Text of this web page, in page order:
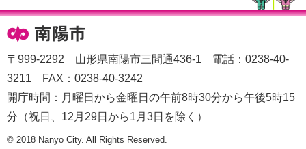
〒999-2292 山形県南陽市三間通436-1 電話：0238-40-
3211 FAX：0238-40-3242
開庁時間：月曜日から金曜日の午前8時30分から午後5時15
分（祝日、12月29日から1月3日を除く）
© 2018 Nanyo City. All Rights Reserved.